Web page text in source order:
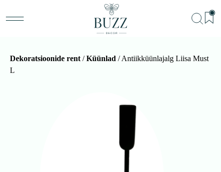
Dekoratsioonide rent /Küünlad / Antiikküünlajalg Liisa Must
L